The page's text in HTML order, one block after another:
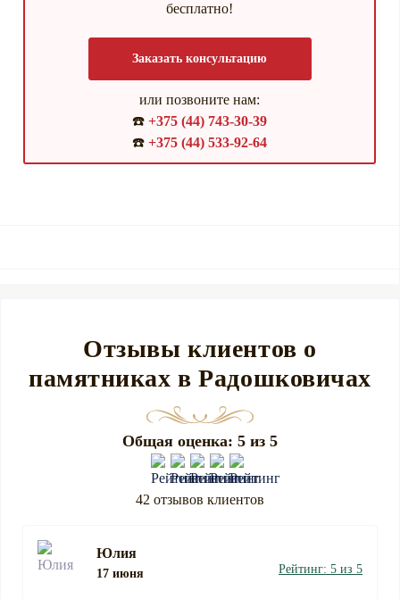
бесплатно!
Заказать консультацию
или позвоните нам:
☎️ +375 (44) 743-30-39
☎️ +375 (44) 533-92-64
Отзывы клиентов о
памятниках в Радошковичах
Общая оценка: 5 из 5
42 отзывов клиентов
Юлия
17 июня Рейтинг: 5 из 5